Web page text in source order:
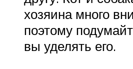
хозяина много
поэтому
вы уделять его.